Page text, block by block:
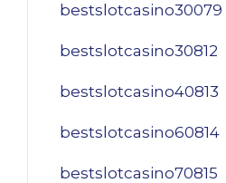
bestslotcasino30079
bestslotcasino30812
bestslotcasino40813
bestslotcasino60814
bestslotcasino70815